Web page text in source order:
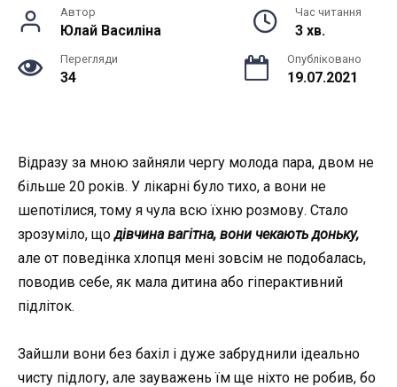
Автор
Юлай Василiна
Час читання
3 хв.
Перегляди
34
Опубліковано
19.07.2021
Відразу за мною зайняли чергу молода пара, двом не
більше 20 років. У лiкарні було тихо, а вони не
шепотілися, тому я чула всю їхню розмову. Стало
зрозуміло, щодівчина вагітна, вони чекають доньку,
але от поведінка хлопця мені зовсім не подобалась,
поводив себе, як мала дитина або гіперактивний
підліток.
Зайшли вони без бахіл і дуже забруднили ідеально
чисту підлогу, але зауважень їм ще ніхто не робив, бо